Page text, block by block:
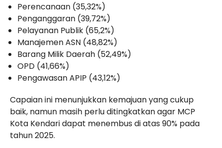
Perencanaan (35,32%)
Penganggaran (39,72%)
Pelayanan Publik (65,2%)
Manajemen ASN (48,82%)
Barang Milik Daerah (52,49%)
OPD (41,66%)
Pengawasan APIP (43,12%)
Capaian ini menunjukkan kemajuan yang cukup
baik, namun masih perlu ditingkatkan agar MCP
Kota Kendari dapat menembus di atas 90% pada
tahun 2025.